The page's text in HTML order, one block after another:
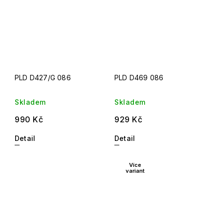
PLD D427/G 086
Skladem
990 Kč
Detail
PLD D469 086
Skladem
929 Kč
Detail
Více
variant